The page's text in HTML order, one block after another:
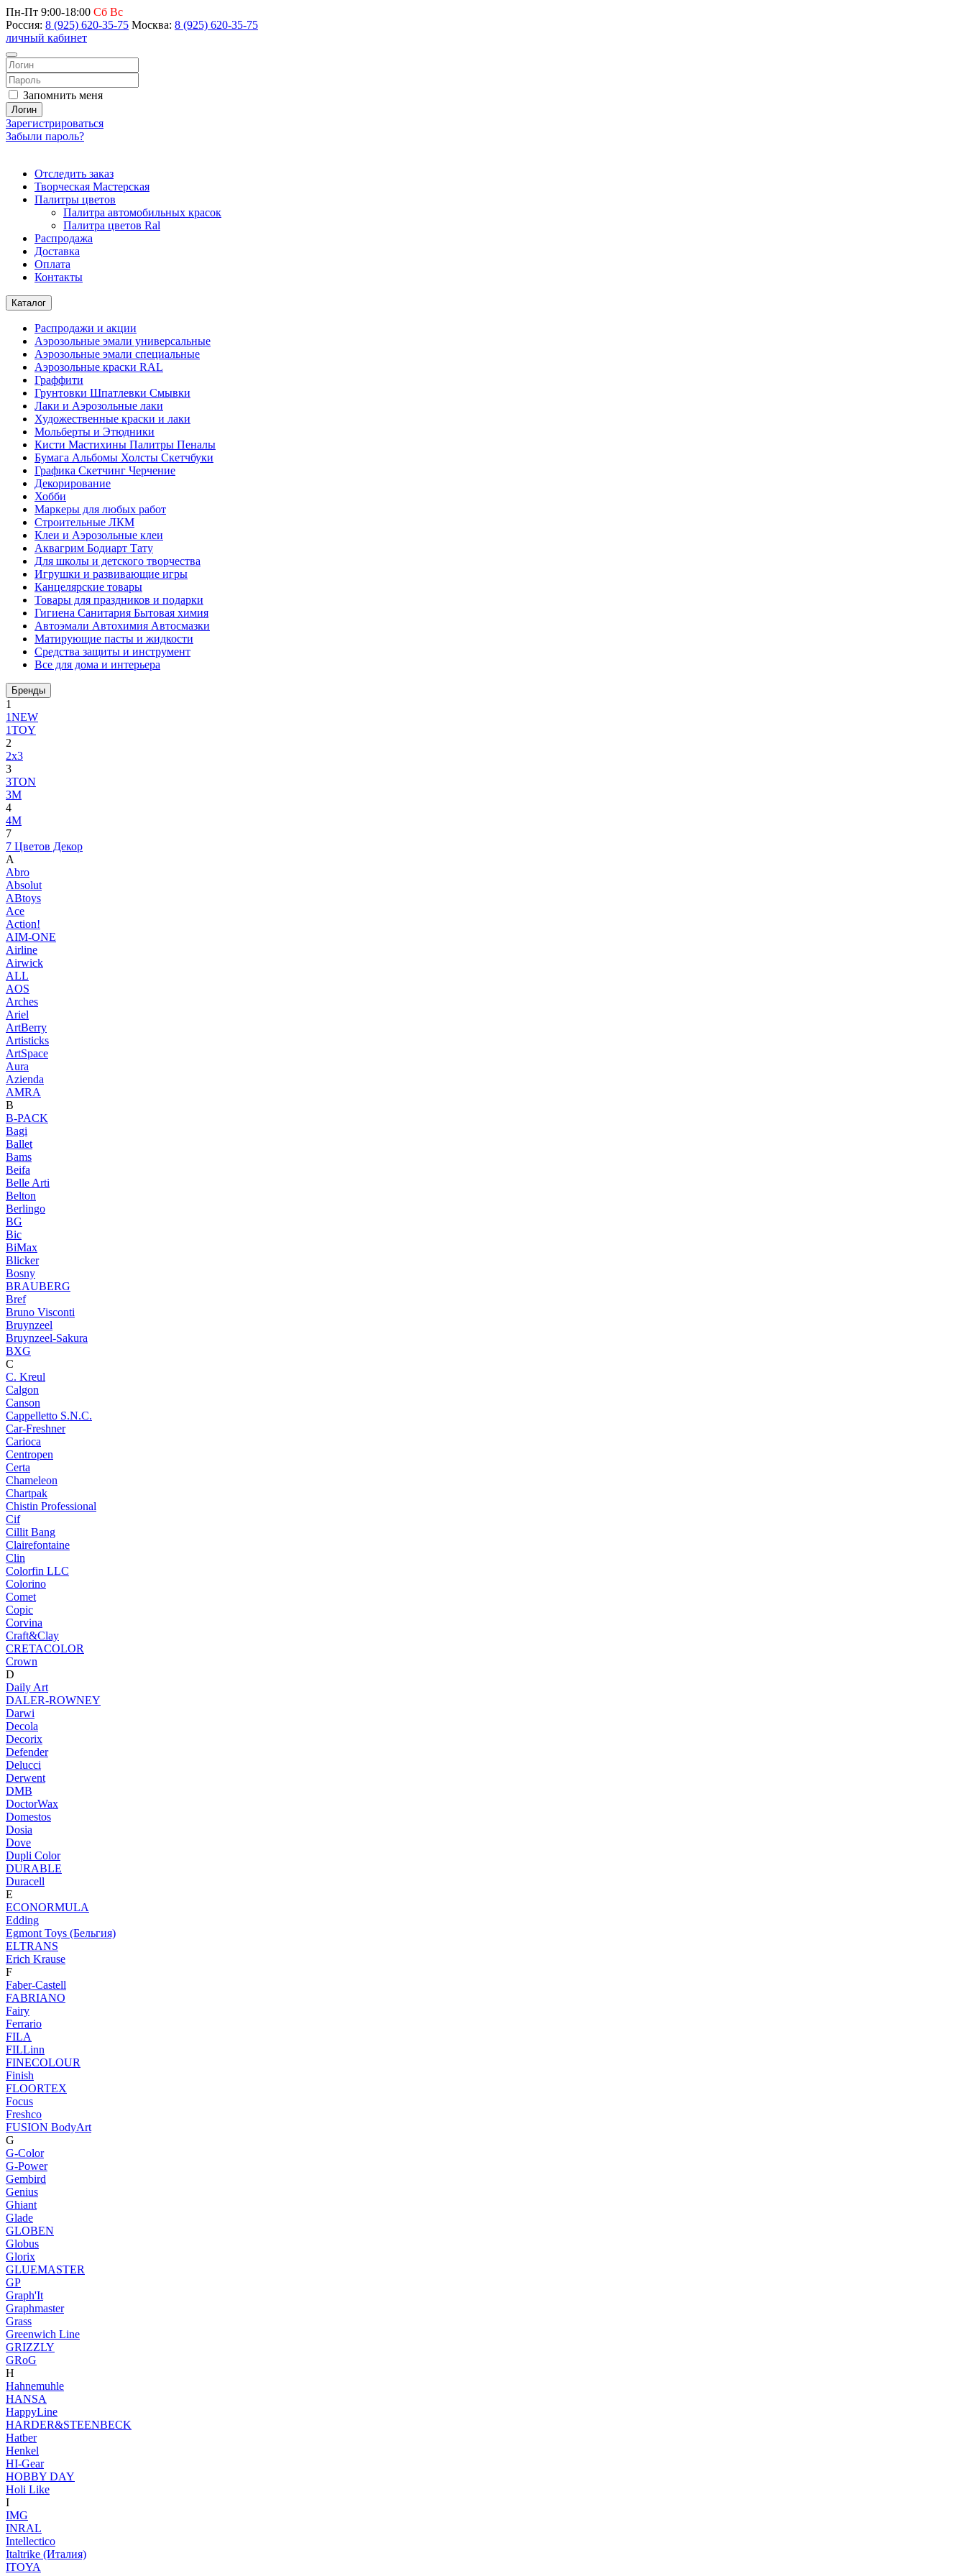
Пн-Пт 9:00-18:00 Сб Вс
Россия: 8 (925) 620-35-75 Москва: 8 (925) 620-35-75
личный кабинет
Запомнить меня
Логин
Зарегистрироваться
Забыли пароль?
Отследить заказ
Творческая Мастерская
Палитры цветов
Палитра автомобильных красок
Палитра цветов Ral
Распродажа
Доставка
Оплата
Контакты
Каталог
Распродажи и акции
Аэрозольные эмали универсальные
Аэрозольные эмали специальные
Аэрозольные краски RAL
Граффити
Грунтовки Шпатлевки Смывки
Лаки и Аэрозольные лаки
Художественные краски и лаки
Мольберты и Этюдники
Кисти Мастихины Палитры Пеналы
Бумага Альбомы Холсты Скетчбуки
Графика Скетчинг Черчение
Декорирование
Хобби
Маркеры для любых работ
Строительные ЛКМ
Клеи и Аэрозольные клеи
Аквагрим Бодиарт Тату
Для школы и детского творчества
Игрушки и развивающие игры
Канцелярские товары
Товары для праздников и подарки
Гигиена Санитария Бытовая химия
Автоэмали Автохимия Автосмазки
Матирующие пасты и жидкости
Средства защиты и инструмент
Все для дома и интерьера
Бренды
1
1NEW
1TOY
2
2x3
3
3TON
3М
4
4M
7
7 Цветов Декор
A
Abro
Absolut
ABtoys
Ace
Action!
AIM-ONE
Airline
Airwick
ALL
AOS
Arches
Ariel
ArtBerry
Artisticks
ArtSpace
Aura
Azienda
AМRA
B
B-PACK
Bagi
Ballet
Bams
Beifa
Belle Arti
Belton
Berlingo
BG
Bic
BiMax
Blicker
Bosny
BRAUBERG
Bref
Bruno Visconti
Bruynzeel
Bruynzeel-Sakura
BXG
C
C. Kreul
Calgon
Canson
Cappelletto S.N.C.
Car-Freshner
Carioca
Centropen
Certa
Chameleon
Chartpak
Chistin Professional
Cif
Cillit Bang
Clairefontaine
Clin
Colorfin LLC
Colorino
Comet
Copic
Corvina
Craft&Clay
CRETACOLOR
Crown
D
Daily Art
DALER-ROWNEY
Darwi
Decola
Decorix
Defender
Delucci
Derwent
DMB
DoctorWax
Domestos
Dosia
Dove
Dupli Color
DURABLE
Duracell
E
ECONORMULA
Edding
Egmont Toys (Бельгия)
ELTRANS
Erich Krause
F
Faber-Castell
FABRIANO
Fairy
Ferrario
FILA
FILLinn
FINECOLOUR
Finish
FLOORTEX
Focus
Freshco
FUSION BodyArt
G
G-Color
G-Power
Gembird
Genius
Ghiant
Glade
GLOBEN
Globus
Glorix
GLUEMASTER
GP
Graph'It
Graphmaster
Grass
Greenwich Line
GRIZZLY
GRoG
H
Hahnemuhle
HANSA
HappyLine
HARDER&STEENBECK
Hatber
Henkel
HI-Gear
HOBBY DAY
Holi Like
I
IMG
INRAL
Intellectico
Italtrike (Италия)
ITOYA